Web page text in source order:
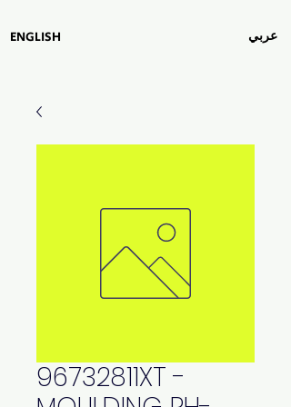
عربي ENGLISH
96732811XT -